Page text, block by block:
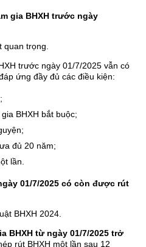
gia BHXH trước ngày
trọng.
trước ngày 01/7/2025 vẫn có
ứng đầy đủ các điều kiện:
BHXH bắt buộc;
đủ 20 năm;
lần.
01/7/2025 có còn được rút
BHXH 2024.
BHXH từ ngày 01/7/2025 trở
rút BHXH một lần sau 12